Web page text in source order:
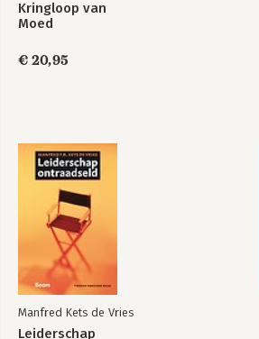
Kringloop van
Moed
€ 20,95
Manfred Kets de Vries
Leiderschap